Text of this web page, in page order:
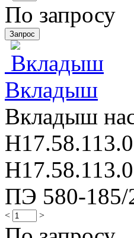
По запросу
Вкладыш
Вкладыш
ПЭ 580-185/
< >